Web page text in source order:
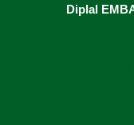
Diplal